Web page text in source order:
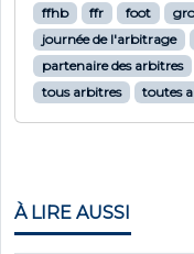
ffhb
ffr foot
journée de l'arbitrage
partenaire des arbitres
tous arbitres
toutes
À LIRE AUSSI